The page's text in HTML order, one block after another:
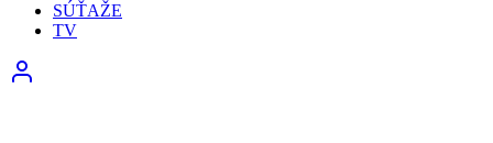
SÚŤAŽE
TV